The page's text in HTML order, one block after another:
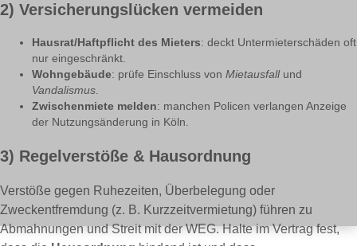
2) Versicherungs­lücken vermeiden
Hausrat/Haftpflicht des Mieters: deckt Untermieterschäden oft
nur eingeschränkt.
Wohngebäude: prüfe Einschluss von Mietausfallund
Vandalismus.
Zwischenmiete melden: manchen Policen verlangen Anzeige
der Nutzungsänderung in Köln.
3) Regelverstöße & Hausordnung
Verstöße gegen Ruhezeiten, Überbelegung oder
Zweckentfremdung (z. B. Kurzzeitvermietung) führen zu
Abmahnungen und Streit mit der WEG. Halte im Vertrag fest,